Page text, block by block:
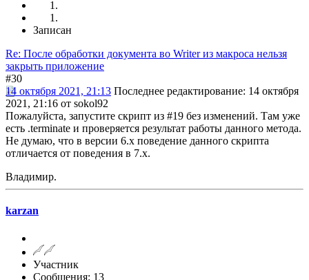
Записан
Re: После обработки документа во Writer из макроса нельзя
закрыть приложение
#30
14 октября 2021, 21:13 Последнее редактирование: 14 октября
2021, 21:16 от sokol92
Пожалуйста, запустите скрипт из #19 без изменений. Там уже
есть .terminate и проверяется результат работы данного метода.
Не думаю, что в версии 6.x поведение данного скрипта
отличается от поведения в 7.x.
Владимир.
karzan
Участник
Сообщения: 13